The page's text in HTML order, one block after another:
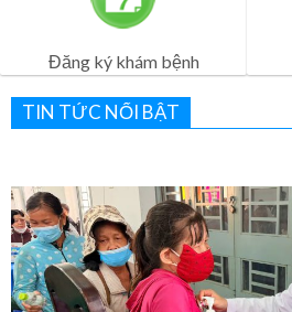
Lịch Khám Bệnh
Đăng ký khám bệnh
TIN TỨC NỔI BẬT